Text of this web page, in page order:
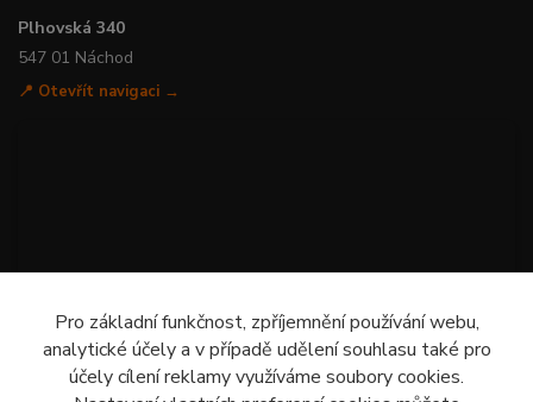
Plhovská 340
547 01 Náchod
📍 Otevřít navigaci →
Pro základní funkčnost, zpříjemnění používání webu,
analytické účely a v případě udělení souhlasu také pro
účely cílení reklamy využíváme soubory cookies.